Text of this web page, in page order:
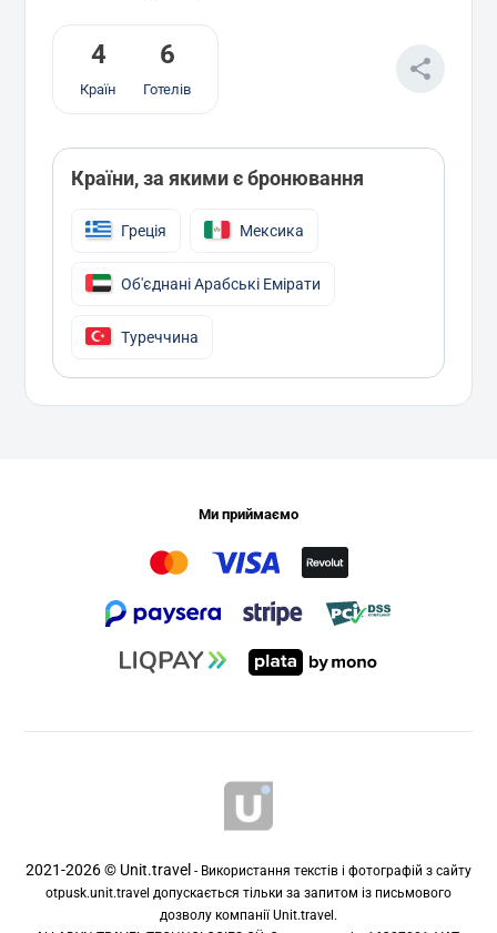
4
Країн
6
Готелів
Країни, за якими є бронювання
Греція Мексика
Об'єднані Арабські Емірати
Туреччина
Ми приймаємо
2021-2026 © Unit.travel - Використання текстів і фотографій з сайту
otpusk.unit.travel допускається тільки за запитом із письмового
дозволу компанії Unit.travel.